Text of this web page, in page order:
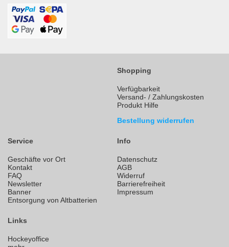
Shopping
Verfügbarkeit
Versand- / Zahlungskosten
Produkt Hilfe
Bestellung widerrufen
Service
Geschäfte vor Ort
Kontakt
FAQ
Newsletter
Banner
Entsorgung von Altbatterien
Info
Datenschutz
AGB
Widerruf
Barrierefreiheit
Impressum
Links
Hockeyoffice